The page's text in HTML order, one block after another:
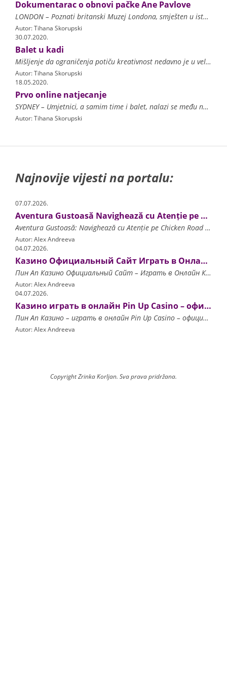
Dokumentarac o obnovi pačke Ane Pavlove
LONDON – Poznati britanski Muzej Londona, smješten u istoimenom gradu, objavio je snimke na kojima gledatelji mogu vidjeti na koji se način restaurirala baletna haljina
Autor: Tihana Skorupski
30.07.2020.
Balet u kadi
Mišljenje da ograničenja potiču kreativnost nedavno je u velikom stilu potvrdio novozelandski koreograf Corey Baker sa svojim najnovijim projektom Swan Lake Bath Ballet. Riječ je o
Autor: Tihana Skorupski
18.05.2020.
Prvo online natjecanje
SYDNEY – Umjetnici, a samim time i balet, nalazi se među najugroženijim industrijama koje je pogodila pandemija Covid-19. Brojne su predstave, premijere, gostovanja i natjeca
Autor: Tihana Skorupski
Najnovije vijesti na portalu:
07.07.2026.
Aventura Gustoasă Navighează cu Atenție pe Chicken Road și Multiplică-ți Câștigurile la Fiecare Pas!
Aventura Gustoasă: Navighează cu Atenție pe Chicken Road și Multiplică-ți Câștigurile la Fiecare Pas! Principiile de Funcționare ale Chicken Road Strategii de Joc și Gestionarea Ri
Autor: Alex Andreeva
04.07.2026.
Казино Официальный Сайт Играть в Онлайн Казино Pin Up.6278
Пин Ап Казино Официальный Сайт – Играть в Онлайн Казино Pin Up ▶️ ИГРАТЬ Содержимое Преимущества Игры в Онлайн Казино Pin Up Большой выбор игр Как Зарегистрироваться и Начать
Autor: Alex Andreeva
04.07.2026.
Казино играть в онлайн Pin Up Casino – официальный сайт.3052
Пин Ап Казино – играть в онлайн Pin Up Casino – официальный сайт ▶️ ИГРАТЬ Содержимое Пин Ап Казино – играть в онлайн Официальный сайт Pin Up Casino Преимущества официального
Autor: Alex Andreeva
Copyright Zrinka Korljan. Sva prava pridržana.